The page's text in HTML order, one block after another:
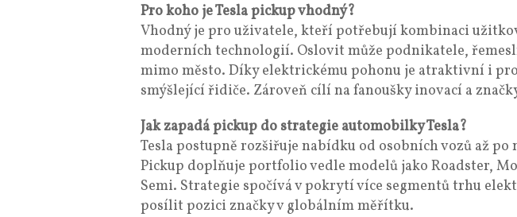
Pro koho je Tesla pickup vhodný?
Vhodný je pro uživatele, kteří potřebují kombinaci
moderních technologií. Oslovit může podnikatele,
mimo město. Díky elektrickému pohonu je atraktivní i
smýšlející řidiče. Zároveň cílí na fanoušky inovací a
Jak zapadá pickup do strategie automobilky Tesla?
Tesla postupně rozšiřuje nabídku od osobních vozů až po
Pickup doplňuje portfolio vedle modelů jako Roadster,
Semi. Strategie spočívá v pokrytí více segmentů trhu
posílit pozici značky v globálním měřítku.